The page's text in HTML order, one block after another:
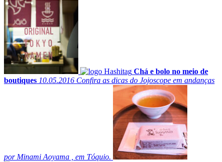
Chá e bolo no meio de
boutiques 10.05.2016 Confira as dicas do Jojoscope em andanças
por Minami Aoyama , em Tóquio.